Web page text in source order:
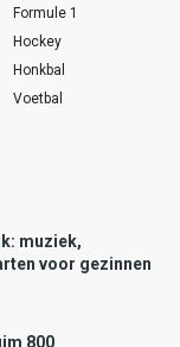
Formule 1
Hockey
Honkbal
Voetbal
muziek,
voor gezinnen
800